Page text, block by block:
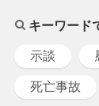
キーワード
示談
死亡事故